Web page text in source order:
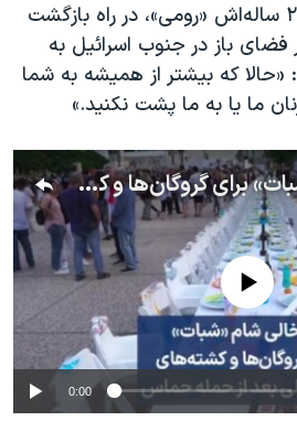
یاردن گونن که خواهر۲۳ ساله‌اش «رومی»، در راه بازگشت
باز در جنوب اسرائیل به
که بیشتر از همیشه به شما
ما یا به ما پشت نکنید.»
سفره خالی شام «شبات» برای گروگان‌ها و کشته‌های اسرائیلی بعد از حمله حماس
No media source
0:00